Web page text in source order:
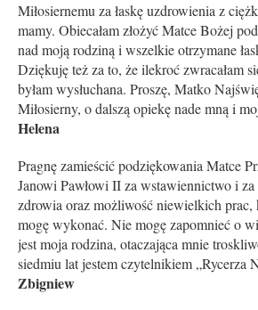
Miłosiernemu za łaskę uzdrowienia z
mamy. Obiecałam złożyć Matce Bożej
nad moją rodziną i wszelkie otrzymane
Dziękuję też za to, że ilekroć zwracałam
byłam wysłuchana. Proszę, Matko
Miłosierny, o dalszą opiekę nade mną i
Helena
Pragnę zamieścić podziękowania Matce
Janowi Pawłowi II za wstawiennictwo i
zdrowia oraz możliwość niewielkich
mogę wykonać. Nie mogę zapomnieć o
jest moja rodzina, otaczająca mnie
siedmiu lat jestem czytelnikiem „Rycerza
Zbigniew